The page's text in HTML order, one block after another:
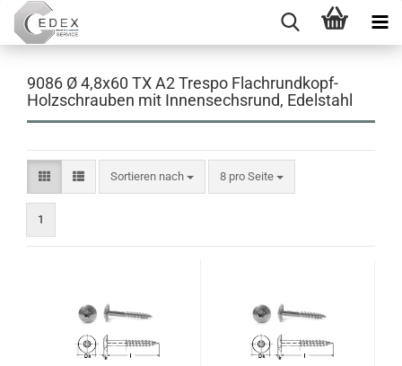
9086 Ø 4,8x60 TX A2 Trespo Flachrundkopf-
Holzschrauben mit Innensechsrund, Edelstahl
Sortieren nach
Sortieren nach 8 pro Seite
pro Seite
1